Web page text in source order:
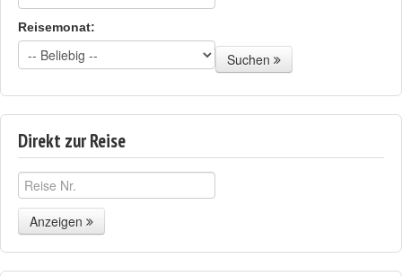
Reisemonat:
Suchen
Direkt zur Reise
Anzeigen